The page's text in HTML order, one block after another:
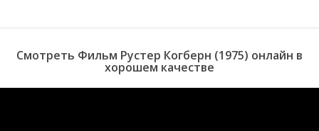
Смотреть Фильм Рустер Когберн (1975) онлайн в
хорошем качестве